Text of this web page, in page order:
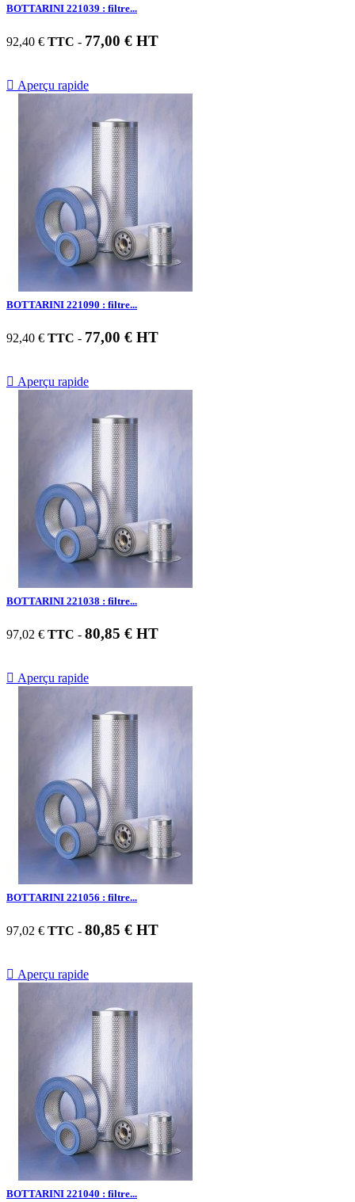
BOTTARINI 221039 : filtre...
92,40 € TTC - 77,00 € HT
 Aperçu rapide
BOTTARINI 221090 : filtre...
92,40 € TTC - 77,00 € HT
 Aperçu rapide
BOTTARINI 221038 : filtre...
97,02 € TTC - 80,85 € HT
 Aperçu rapide
BOTTARINI 221056 : filtre...
97,02 € TTC - 80,85 € HT
 Aperçu rapide
BOTTARINI 221040 : filtre...